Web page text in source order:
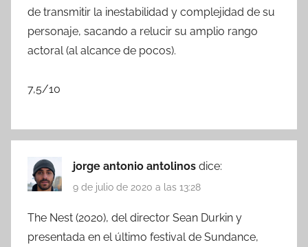
de transmitir la inestabilidad y complejidad de su
personaje, sacando a relucir su amplio rango
actoral (al alcance de pocos).
7,5/10
jorge antonio antolinos dice:
9 de julio de 2020 a las 13:28
The Nest (2020), del director Sean Durkin y
presentada en el último festival de Sundance,